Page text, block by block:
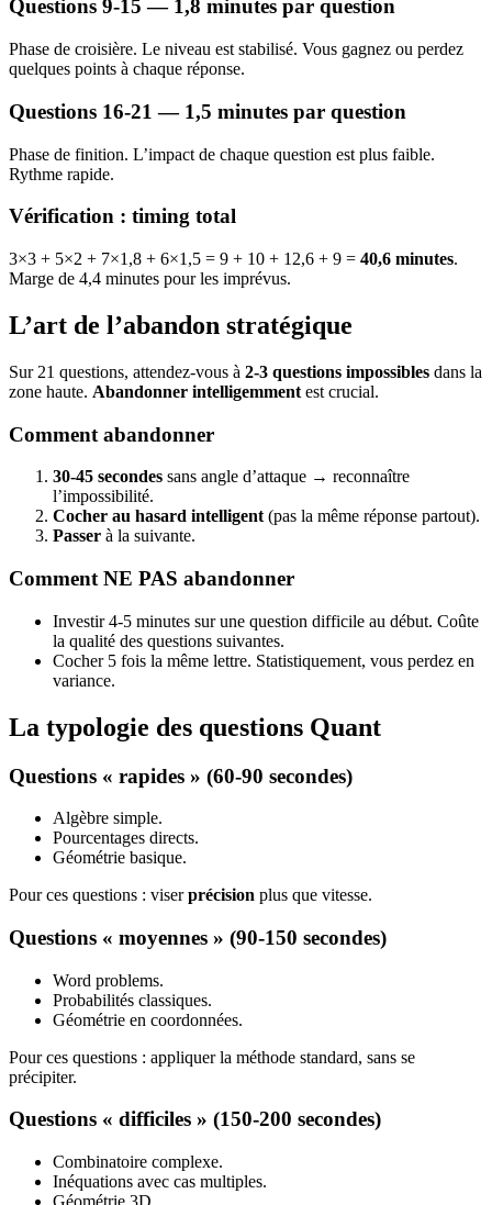
Questions 9-15 — 1,8 minutes par question
Phase de croisière. Le niveau est stabilisé. Vous gagnez ou perdez
quelques points à chaque réponse.
Questions 16-21 — 1,5 minutes par question
Phase de finition. L’impact de chaque question est plus faible.
Rythme rapide.
Vérification : timing total
3×3 + 5×2 + 7×1,8 + 6×1,5 = 9 + 10 + 12,6 + 9 = 40,6 minutes.
Marge de 4,4 minutes pour les imprévus.
L’art de l’abandon stratégique
Sur 21 questions, attendez-vous à 2-3 questions impossibles dans la
zone haute. Abandonner intelligemment est crucial.
Comment abandonner
30-45 secondes sans angle d’attaque → reconnaître
l’impossibilité.
Cocher au hasard intelligent (pas la même réponse partout).
Passer à la suivante.
Comment NE PAS abandonner
Investir 4-5 minutes sur une question difficile au début. Coûte
la qualité des questions suivantes.
Cocher 5 fois la même lettre. Statistiquement, vous perdez en
variance.
La typologie des questions Quant
Questions « rapides » (60-90 secondes)
Algèbre simple.
Pourcentages directs.
Géométrie basique.
Pour ces questions : viserprécision plus que vitesse.
Questions « moyennes » (90-150 secondes)
Word problems.
Probabilités classiques.
Géométrie en coordonnées.
Pour ces questions : appliquer la méthode standard, sans se
précipiter.
Questions « difficiles » (150-200 secondes)
Combinatoire complexe.
Inéquations avec cas multiples.
Géométrie 3D.